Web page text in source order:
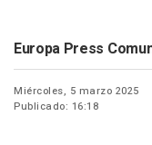
Europa Press
Miércoles, 5 marzo 2025
Publicado: 16:18